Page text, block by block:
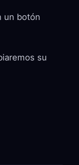
un botón
su